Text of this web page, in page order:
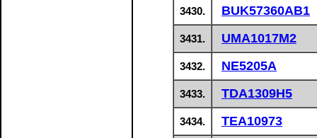
3430. BUK57360AB1
3431. UMA1017M2
3432. NE5205A
3433. TDA1309H5
3434. TEA10973